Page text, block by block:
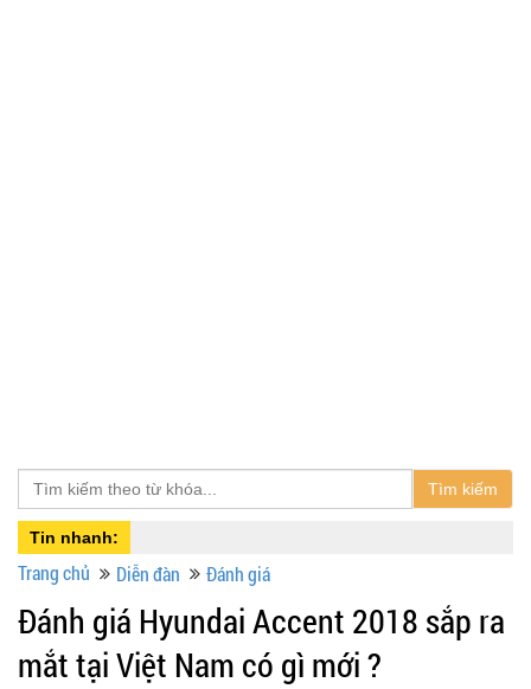
Tìm kiếm
Tin nhanh:
Trang chủ Diễn đàn Đánh giá
Đánh giá Hyundai Accent 2018 sắp ra
mắt tại Việt Nam có gì mới ?